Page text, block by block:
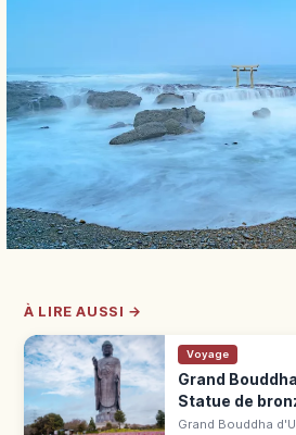
À LIRE AUSSI →
Voyage
Grand
Statue de
Grand Bouddha